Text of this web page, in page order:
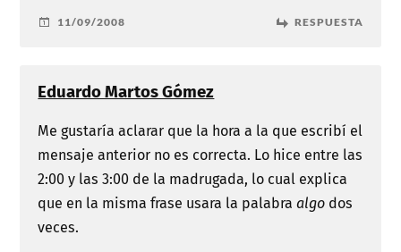
11/09/2008 RESPUESTA
Eduardo Martos Gómez
Me gustaría aclarar que la hora a la que escribí el
mensaje anterior no es correcta. Lo hice entre las
2:00 y las 3:00 de la madrugada, lo cual explica
que en la misma frase usara la palabraalgo dos
veces.